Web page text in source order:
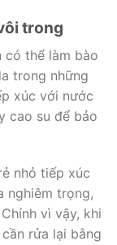
trong
có thể làm bào
trong những
xúc với nước
cao su để bảo
nhỏ tiếp xúc
nghiêm trọng,
vì vậy, khi
rửa lại bằng